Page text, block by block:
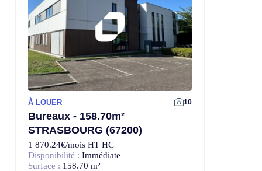
À LOUER 10
Bureaux - 158.70m²
STRASBOURG (67200)
1 870.24€/mois HT HC
Disponibilité : Immédiate
Surface : 158.70 m²